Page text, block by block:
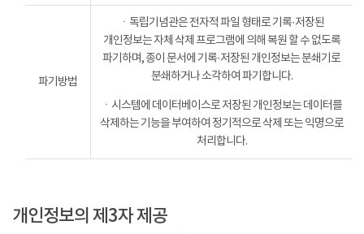
파기방법
ㆍ독립기념관은 전자적 파일 형태로 기록·저장된
개인정보는 자체 삭제 프로그램에 의해 복원 할 수 없도록
파기하며, 종이 문서에 기록·저장된 개인정보는 분쇄기로
분쇄하거나 소각하여 파기합니다.
ㆍ시스템에 데이터베이스로 저장된 개인정보는 데이터를
삭제하는 기능을 부여하여 정기적으로 삭제 또는 익명으로
처리합니다.
개인정보의 제3자 제공